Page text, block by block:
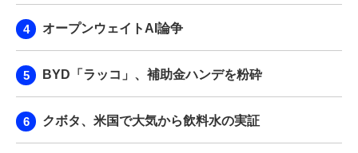
オープンウェイトAI論争
BYD「ラッコ」、補助金ハンデを粉砕
クボタ、米国で大気から飲料水の実証